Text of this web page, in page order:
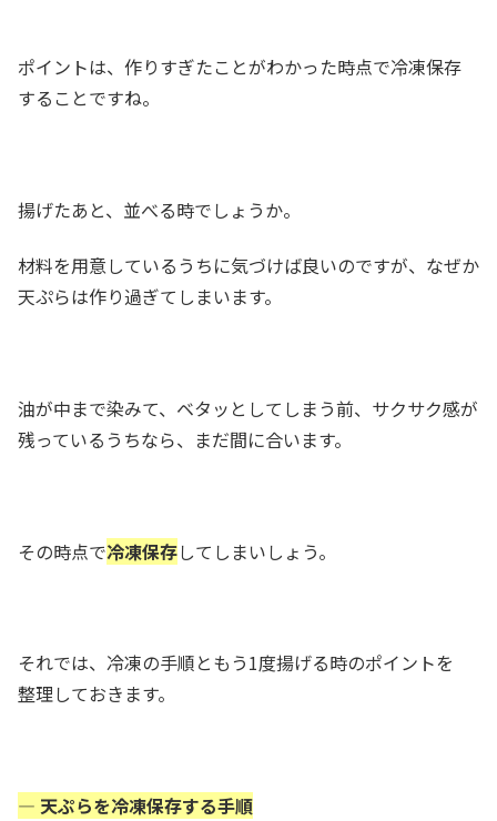
ポイントは、作りすぎたことがわかった時点で冷凍保存
することですね。
揚げたあと、並べる時でしょうか。
材料を用意しているうちに気づけば良いのですが、なぜか
天ぷらは作り過ぎてしまいます。
油が中まで染みて、ベタッとしてしまう前、サクサク感が
残っているうちなら、まだ間に合います。
その時点で冷凍保存してしまいしょう。
それでは、冷凍の手順ともう1度揚げる時のポイントを
整理しておきます。
— 天ぷらを冷凍保存する手順